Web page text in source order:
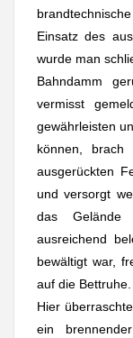
Einsatz des
wurde man
Bahndamm
vermisst
gewährleisten
können,
ausgerückten
und versorgt
das
ausreichend
bewältigt war,
auf die Bettruhe.
Hier
ein